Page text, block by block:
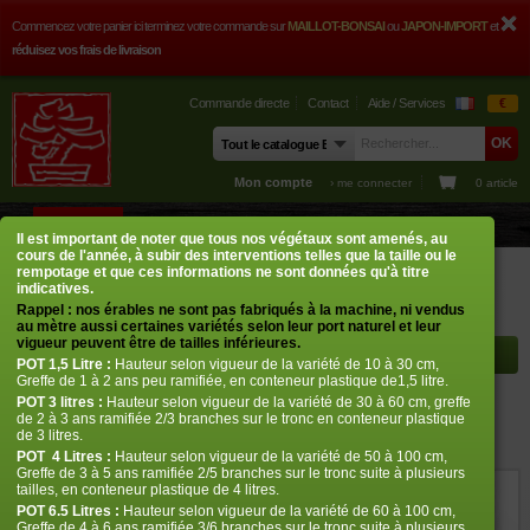
Commencez votre panier ici terminez votre commande surMAILLOT-BONSAIouJAPON-IMPORTet
réduisez vos frais de livraison
Commande directe Contact Aide / Services €
Mon compte › me connecter 0 article
Boutique Erables japonais Acer palmatum Katsura hime
Rayon à afficher
Katsura hime
ref. : 530
Il est important de noter que tous nos végétaux sont amenés, au
cours de l'année, à subir des interventions telles que la taille ou le
rempotage et que ces informations ne sont données qu'à titre
indicatives.
Rappel : nos érables ne sont pas fabriqués à la machine, ni vendus
au mètre aussi certaines variétés selon leur port naturel et leur
vigueur peuvent être de tailles inférieures.
POT1,5 Litre : Hauteur selon vigueur de la variété de 10 à 30 cm,
Greffe de 1 à 2 ans peu ramifiée, en conteneur plastique de1,5 litre.
POT3 litres : Hauteur selon vigueur de la variété de 30 à 60 cm, greffe
de 2 à 3 ans ramifiée 2/3 branches sur le tronc en conteneur plastique
de 3 litres.
POT 4 Litres : Hauteur selon vigueur de la variété de 50 à 100 cm,
Greffe de 3 à 5 ans ramifiée 2/5 branches sur le tronc suite à plusieurs
tailles, en conteneur plastique de 4 litres.
POT 6.5 Litres : Hauteur selon vigueur de la variété de 60 à 100 cm,